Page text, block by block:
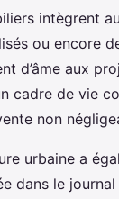
intègrent
ou encore
d’âme aux
cadre de vie
non
urbaine a
dans le